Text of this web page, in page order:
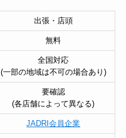
出張・店頭
無料
全国対応
(一部の地域は不可の場合あり)
要確認
(各店舗によって異なる)
JADRI会員企業